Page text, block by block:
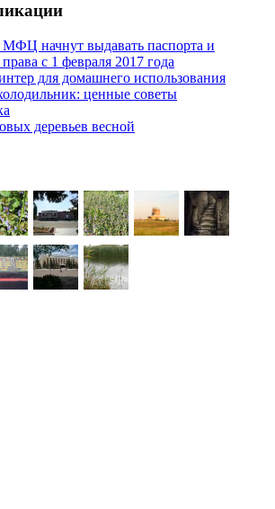
начнут выдавать паспорта и
с 1 февраля 2017 года
для домашнего использования
ценные советы
деревьев весной